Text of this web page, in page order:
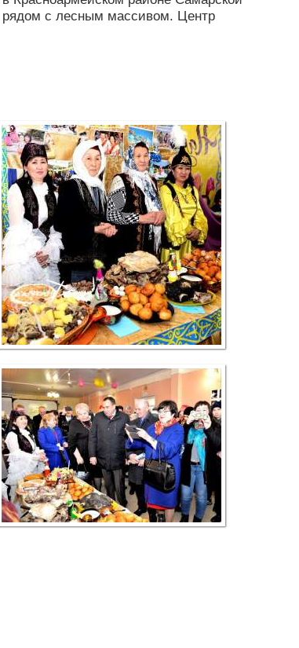
рядом с лесным массивом. Центр